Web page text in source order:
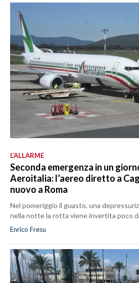
L’ALLARME
Seconda emergenza in un
Aeroitalia: l’aereo diretto a
nuovo a Roma
Nel pomeriggio il guasto, una
nella notte la rotta viene invertita poco
Enrico Fresu